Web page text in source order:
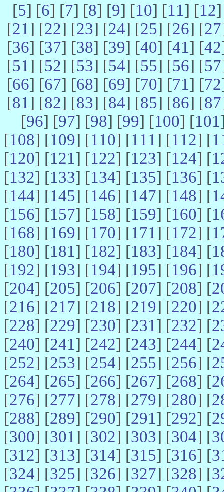
[5] [6] [7] [8] [9] [10] [11] [12
[21] [22] [23] [24] [25] [26] [27
[36] [37] [38] [39] [40] [41] [42
[51] [52] [53] [54] [55] [56] [57
[66] [67] [68] [69] [70] [71] [72
[81] [82] [83] [84] [85] [86] [87
[96] [97] [98] [99] [100] [101
[108] [109] [110] [111] [112] [
[120] [121] [122] [123] [124] [
[132] [133] [134] [135] [136] [
[144] [145] [146] [147] [148] [
[156] [157] [158] [159] [160] [
[168] [169] [170] [171] [172] [
[180] [181] [182] [183] [184] [
[192] [193] [194] [195] [196] [
[204] [205] [206] [207] [208] [
[216] [217] [218] [219] [220] [
[228] [229] [230] [231] [232] [
[240] [241] [242] [243] [244] [
[252] [253] [254] [255] [256] [
[264] [265] [266] [267] [268] [
[276] [277] [278] [279] [280] [
[288] [289] [290] [291] [292] [
[300] [301] [302] [303] [304] [
[312] [313] [314] [315] [316] [
[324] [325] [326] [327] [328] [